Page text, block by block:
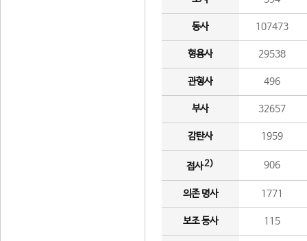
동사 107473
형용사 29538
관형사 496
부사 32657
감탄사 1959
접사2) 906
의존 명사 1771
보조 동사 115